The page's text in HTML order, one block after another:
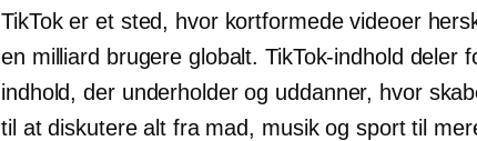
TikTok er et sted, hvor kortformede videoer
en milliard brugere globalt. TikTok-indhold deler
indhold, der underholder og uddanner, hvor
til at diskutere alt fra mad, musik og sport til